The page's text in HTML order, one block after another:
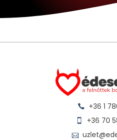
+36 1
+36 70